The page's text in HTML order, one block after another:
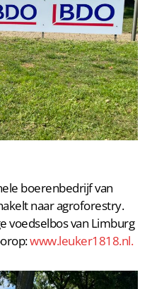
boerenbedrijf van
naar agroforestry.
voedselbos van Limburg
www.leuker1818.nl.